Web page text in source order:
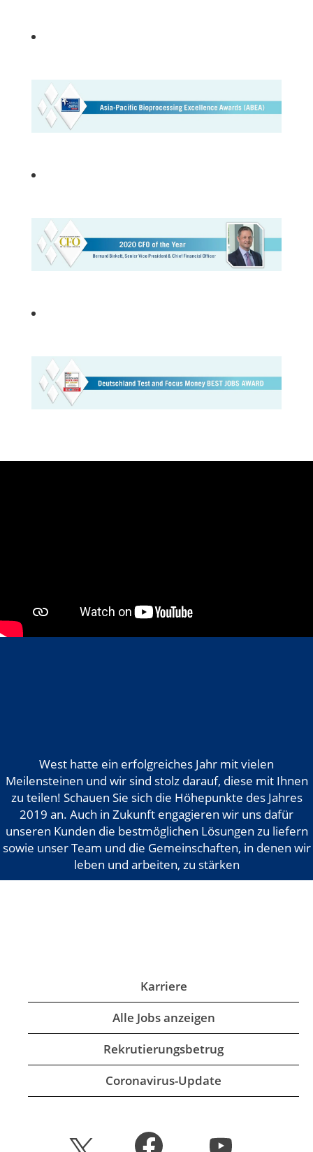
West hatte ein erfolgreiches Jahr mit vielen
Meilensteinen und wir sind stolz darauf, diese mit Ihnen
zu teilen! Schauen Sie sich die Höhepunkte des Jahres
2019 an. Auch in Zukunft engagieren wir uns dafür
unseren Kunden die bestmöglichen Lösungen zu liefern
sowie unser Team und die Gemeinschaften, in denen wir
leben und arbeiten, zu stärken
Karriere
Alle Jobs anzeigen
Rekrutierungsbetrug
Coronavirus-Update
W
W W